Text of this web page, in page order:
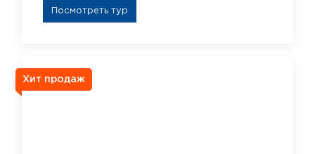
Посмотреть тур
Хит продаж